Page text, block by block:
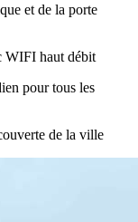
et de la porte
WIFI haut débit
pour tous les
de la ville